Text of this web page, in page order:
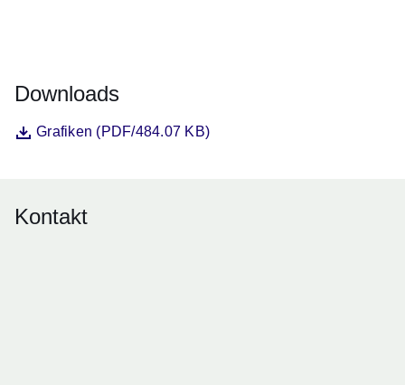
Downloads
DateiGrafiken (PDF/484.07 KB)
Öffnet sich in einem neuen Fenster
Kontakt